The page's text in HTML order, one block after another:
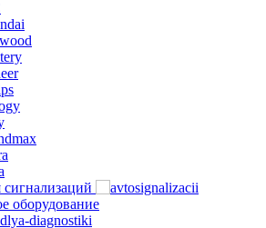
оборудование